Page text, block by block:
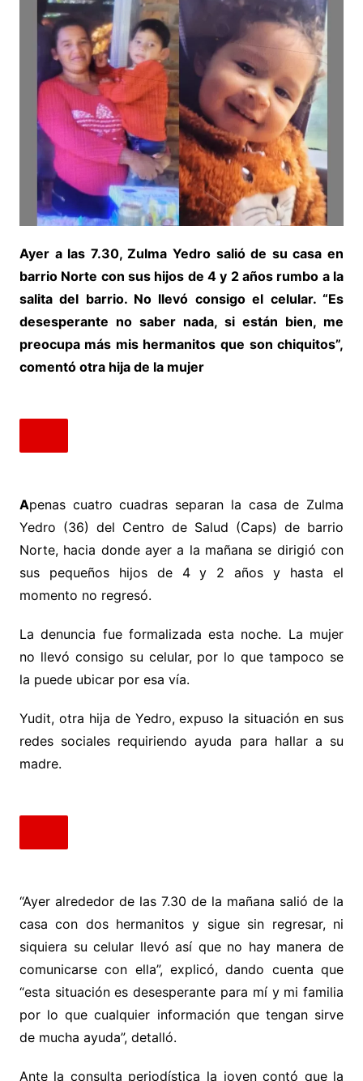
Ayer a las 7.30, Zulma Yedro salió de su casa en
barrio Norte con sus hijos de 4 y 2 años rumbo a la
salita del barrio. No llevó consigo el celular. “Es
desesperante no saber nada, si están bien, me
preocupa más mis hermanitos que son chiquitos”,
comentó otra hija de la mujer
Apenas cuatro cuadras separan la casa de Zulma
Yedro (36) del Centro de Salud (Caps) de barrio
Norte, hacia donde ayer a la mañana se dirigió con
sus pequeños hijos de 4 y 2 años y hasta el
momento no regresó.
La denuncia fue formalizada esta noche. La mujer
no llevó consigo su celular, por lo que tampoco se
la puede ubicar por esa vía.
Yudit, otra hija de Yedro, expuso la situación en sus
redes sociales requiriendo ayuda para hallar a su
madre.
“Ayer alrededor de las 7.30 de la mañana salió de la
casa con dos hermanitos y sigue sin regresar, ni
siquiera su celular llevó así que no hay manera de
comunicarse con ella”, explicó, dando cuenta que
“esta situación es desesperante para mí y mi familia
por lo que cualquier información que tengan sirve
de mucha ayuda”, detalló.
Ante la consulta periodística la joven contó que la